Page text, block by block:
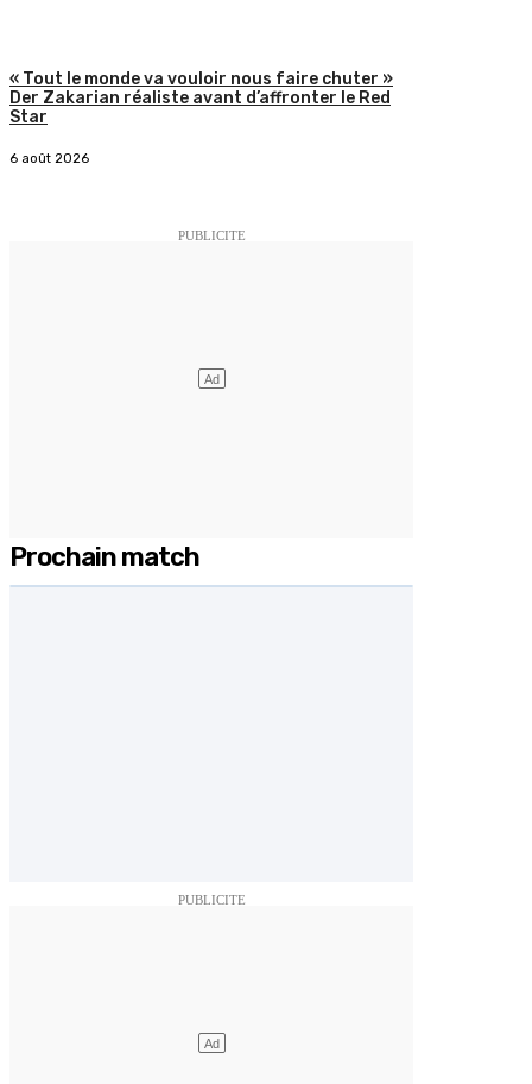
« Tout le monde va vouloir nous faire chuter »
Der Zakarian réaliste avant d’affronter le Red
Star
6 août 2026
Prochain match